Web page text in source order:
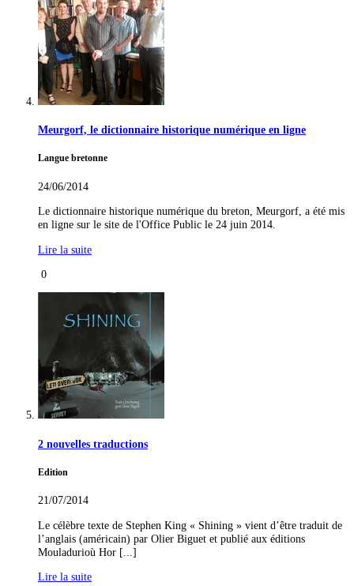
Meurgorf, le dictionnaire historique numérique en ligne
Langue bretonne
24/06/2014
Le dictionnaire historique numérique du breton, Meurgorf, a été mis
en ligne sur le site de l'Office Public le 24 juin 2014.
Lire la suite
0
2 nouvelles traductions
Edition
21/07/2014
Le célèbre texte de Stephen King « Shining » vient d’être traduit de
l’anglais (américain) par Olier Biguet et publié aux éditions
Mouladurioù Hor [...]
Lire la suite